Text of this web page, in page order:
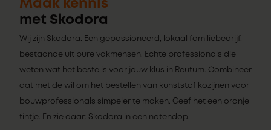
Maak kennis
met Skodora
Wij zijn Skodora. Een gepassioneerd, lokaal familiebedrijf,
bestaande uit pure vakmensen. Echte professionals die
weten wat het beste is voor jouw klus in Reutum. Combineer
dat met de wil om het bestellen van kunststof kozijnen voor
bouwprofessionals simpeler te maken. Geef het een oranje
tintje. En zie daar: Skodora in een notendop.